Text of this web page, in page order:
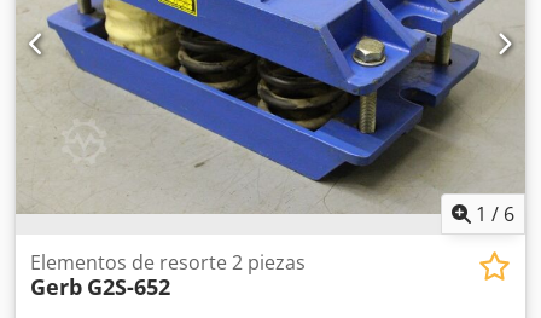
1 / 6
Elementos de resorte 2 piezas
Gerb G2S-652